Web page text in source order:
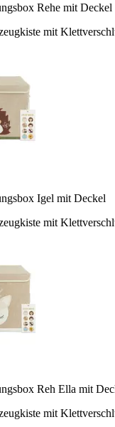
Rehe mit Deckel
mit
Igel mit Deckel
mit
Reh Ella mit
mit